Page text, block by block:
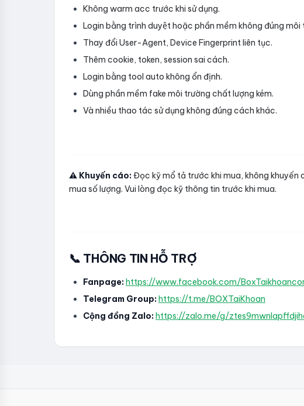
Không warm acc trước khi sử dụng.
Login bằng trình duyệt hoặc phần mềm không đúng môi
Thay đổi User-Agent, Device Fingerprint liên tục.
Thêm cookie, token, session sai cách.
Login bằng tool auto không ổn định.
Dùng phần mềm fake môi trường chất lượng kém.
Và nhiều thao tác sử dụng không đúng cách khác.
⚠️ Khuyến cáo:Đọc kỹ mổ tả trước khi mua, không khuyến
mua số lượng. Vui lòng đọc kỹ thông tin trước khi mua.
📞 THÔNG TIN HỖ TRỢ
Fanpage:https://www.facebook.com/
Telegram Group:https://t.me/BOXTaiKhoan
Cộng đồng Zalo:https://zalo.me/g/